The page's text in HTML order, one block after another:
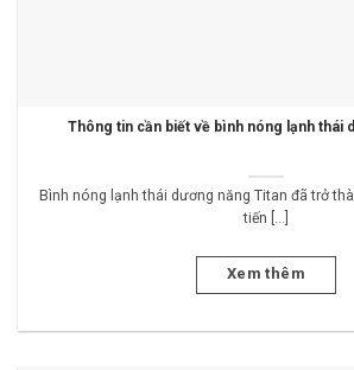
Thông tin cần biết về bình nóng lạnh thái
Bình nóng lạnh thái dương năng Titan đã trở
tiến [...]
Xem thêm